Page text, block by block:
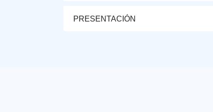
PRESENTACIÓN